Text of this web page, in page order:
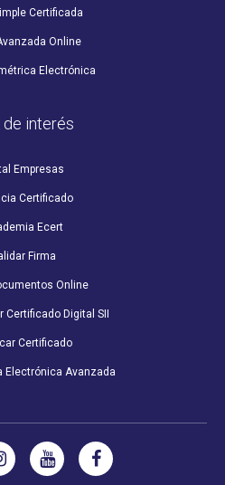
Certificada
Online
Electrónica
de interés
Empresas
Certificado
Ecert
Firma
Online
Certificado Digital SII
Certificado
Electrónica Avanzada